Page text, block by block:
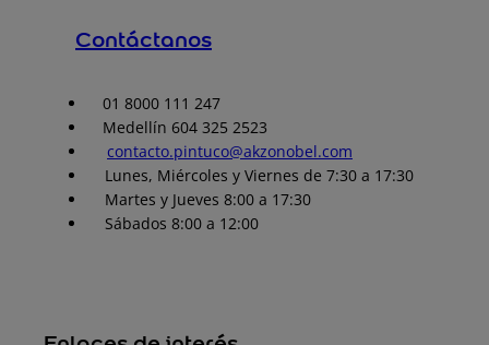
Contáctanos
01 8000 111 247
Medellín 604 325 2523
contacto.pintuco@akzonobel.com
Lunes, Miércoles y Viernes de 7:30 a 17:30
Martes y Jueves 8:00 a 17:30
Sábados 8:00 a 12:00